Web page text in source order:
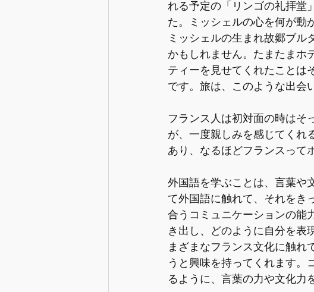
れる予定の「リンゴの礼拝堂
た。ミッシェルの心を何が動
ミッシェルの生まれ故郷ブ
かもしれません。たまたまホ
ティーを見せてくれたことは
です。旅は、このような出会
フランス人は初対面の時はそ
が、一度親しみを感じてくれ
あり、なるほどフランスって
外国語を学ぶことは、言葉や
て外国語に触れて、それをき
合うコミュニケーションの能
き出し、どのように自分を表
まざまなフランス文化に触れ
うと興味を持ってくれます。
るように、言葉の力や文化力